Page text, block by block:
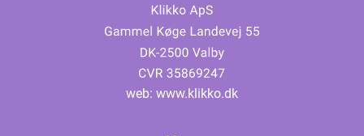
web: www.klikko.dk